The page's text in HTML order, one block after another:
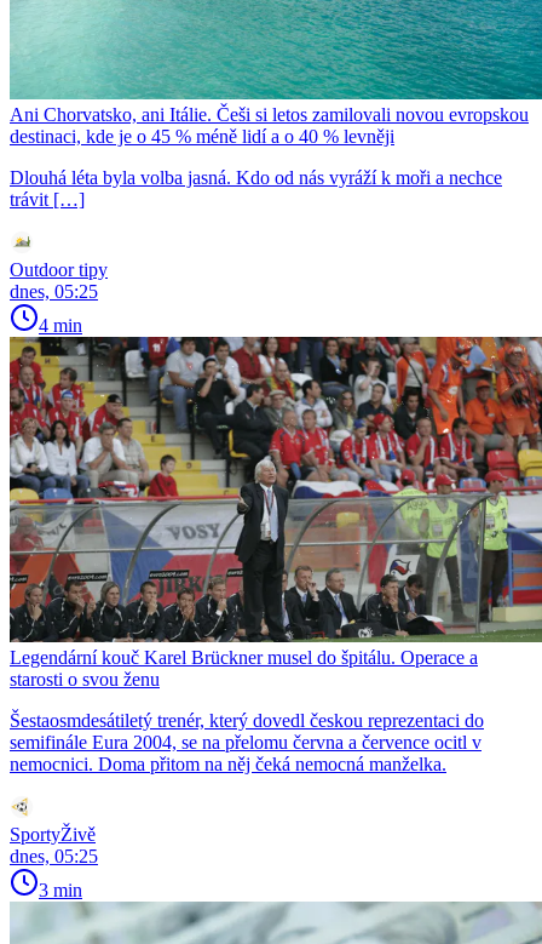
Ani Chorvatsko, ani Itálie. Češi si letos zamilovali novou evropskou
destinaci, kde je o 45 % méně lidí a o 40 % levněji
Dlouhá léta byla volba jasná. Kdo od nás vyráží k moři a nechce
trávit […]
Outdoor tipy
dnes, 05:25
4 min
Legendární kouč Karel Brückner musel do špitálu. Operace a
starosti o svou ženu
Šestaosmdesátiletý trenér, který dovedl českou reprezentaci do
semifinále Eura 2004, se na přelomu června a července ocitl v
nemocnici. Doma přitom na něj čeká nemocná manželka.
SportyŽivě
dnes, 05:25
3 min